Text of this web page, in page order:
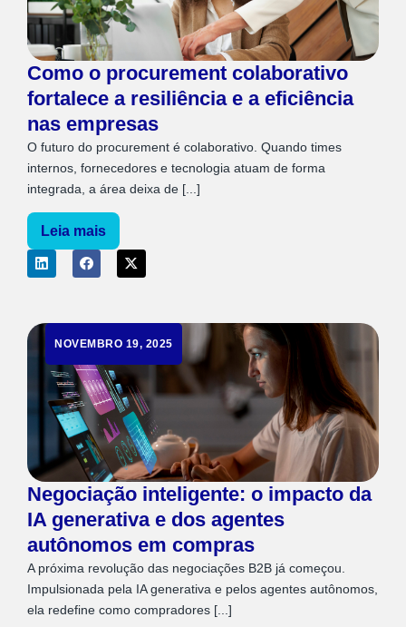
Como o procurement colaborativo
fortalece a resiliência e a eficiência
nas empresas
O futuro do procurement é colaborativo. Quando times
internos, fornecedores e tecnologia atuam de forma
integrada, a área deixa de [...]
Leia mais
NOVEMBRO 19, 2025
Negociação inteligente: o impacto da
IA generativa e dos agentes
autônomos em compras
A próxima revolução das negociações B2B já começou.
Impulsionada pela IA generativa e pelos agentes autônomos,
ela redefine como compradores [...]